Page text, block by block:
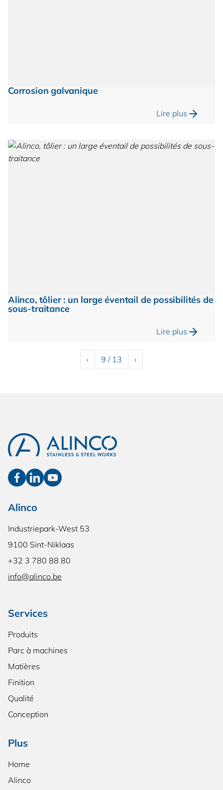
Corrosion galvanique
Lire plus
Alinco, tôlier : un large éventail de possibilités de
sous-traitance
Lire plus
‹Précédent
9 / 13 Suivant
›
Alinco
Industriepark-West 53
9100 Sint-Niklaas
+32 3 780 88 80
info@alinco.be
Services
Produits
Parc à machines
Matières
Finition
Qualité
Conception
Plus
Home
Alinco